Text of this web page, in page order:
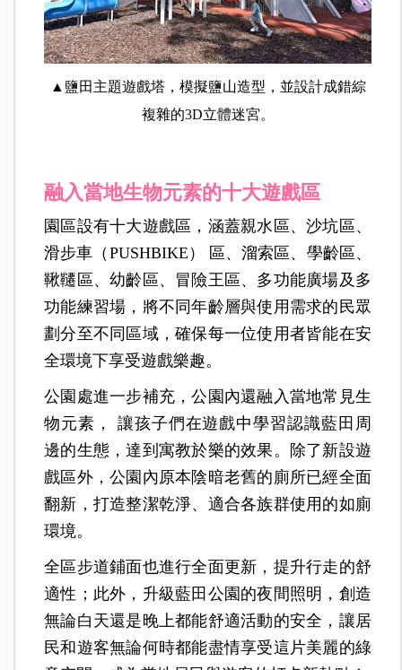
▲鹽田主題遊戲塔，模擬鹽山造型，並設計成錯綜
複雜的3D立體迷宮。
融入當地生物元素的十大遊戲區
園區設有十大遊戲區，涵蓋親水區、沙坑區、
滑步車（PUSHBIKE） 區、溜索區、學齡區、
鞦韆區、幼齡區、冒險王區、多功能廣場及多
功能練習場，將不同年齡層與使用需求的民眾
劃分至不同區域，確保每一位使用者皆能在安
全環境下享受遊戲樂趣。
公園處進一步補充，公園內還融入當地常見生
物元素， 讓孩子們在遊戲中學習認識藍田周
邊的生態，達到寓教於樂的效果。除了新設遊
戲區外，公園內原本陰暗老舊的廁所已經全面
翻新，打造整潔乾淨、適合各族群使用的如廁
環境。
全區步道鋪面也進行全面更新，提升行走的舒
適性；此外，升級藍田公園的夜間照明，創造
無論白天還是晚上都能舒適活動的安全，讓居
民和遊客無論何時都能盡情享受這片美麗的綠